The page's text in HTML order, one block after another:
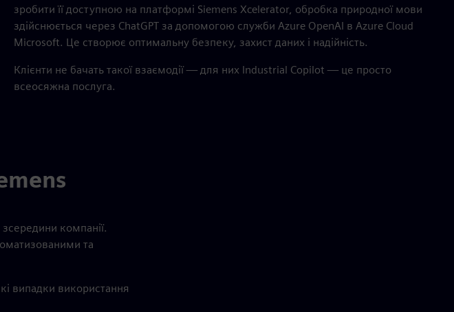
зробити її доступною на платформі Siemens Xcelerator, обробка природної мови
здійснюється через ChatGPT за допомогою служби Azure OpenAI в Azure Cloud
Microsoft. Це створює оптимальну безпеку, захист даних і надійність.
Клієнти не бачать такої взаємодії — для них Industrial Copilot — це просто
всеосяжна послуга.
компанії.
та
випадки використання